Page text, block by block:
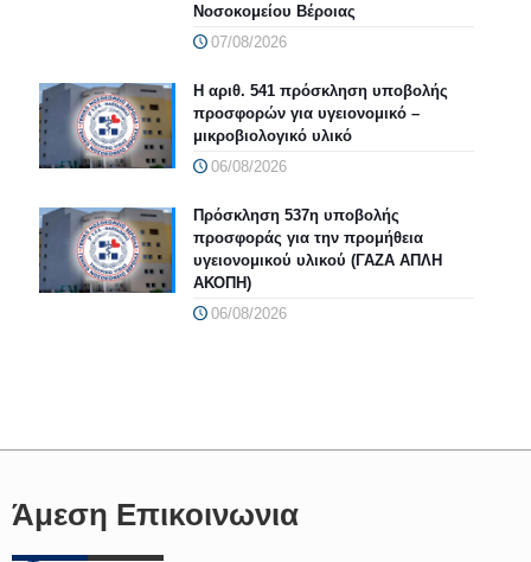
Νοσοκομείου Βέροιας
07/08/2026
Η αριθ. 541 πρόσκληση υποβολής
προσφορών για υγειονομικό –
μικροβιολογικό υλικό
06/08/2026
Πρόσκληση 537η υποβολής
προσφοράς για την προμήθεια
υγειονομικού υλικού (ΓΑΖΑ ΑΠΛΗ
ΑΚΟΠΗ)
06/08/2026
Άμεση Επικοινωνια